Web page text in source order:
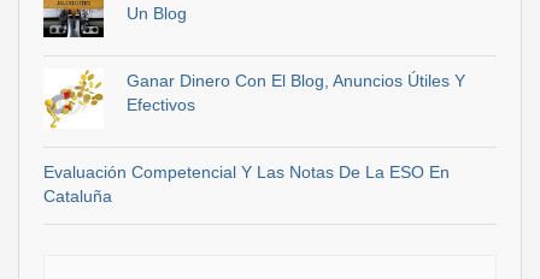
Un Blog
Ganar Dinero Con El Blog, Anuncios Útiles Y
Efectivos
Evaluación Competencial Y Las Notas De La ESO En
Cataluña